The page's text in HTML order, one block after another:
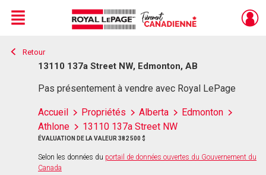
Live
En Direct
Menu
Retour
13110 137a Street NW, Edmonton, AB
Pas présentement à vendre avec Royal LePage
Accueil Propriétés Alberta
Edmonton
Athlone
13110 137a Street NW
ÉVALUATION DE LA VALEUR 382 500 $
Selon les données du portail de données ouvertes du Gouvernement du
Canada